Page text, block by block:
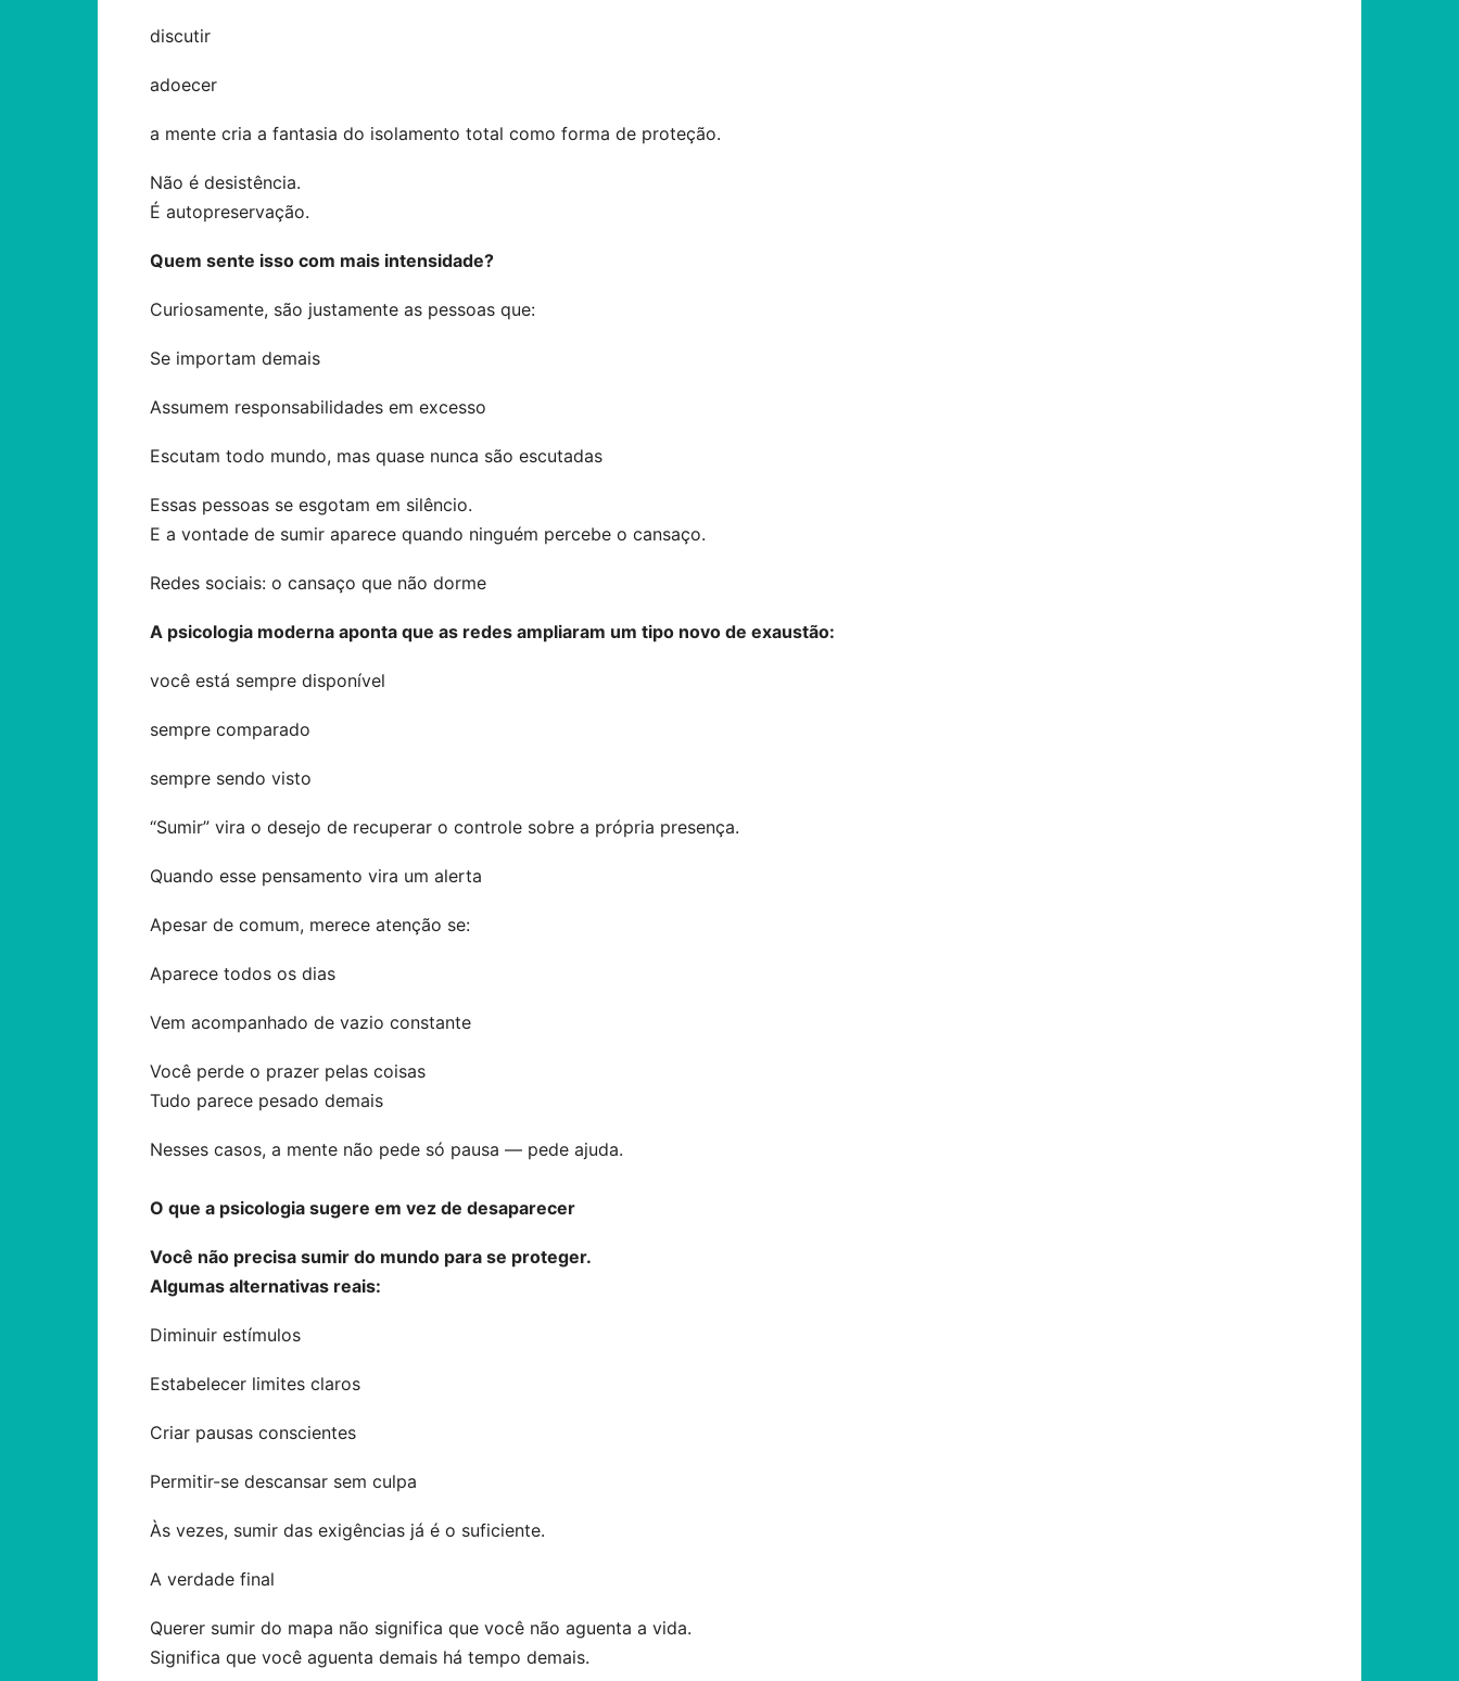
discutir
adoecer
a mente cria a fantasia do isolamento total como forma de proteção.
Não é desistência.
É autopreservação.
Quem sente isso com mais intensidade?
Curiosamente, são justamente as pessoas que:
Se importam demais
Assumem responsabilidades em excesso
Escutam todo mundo, mas quase nunca são escutadas
Essas pessoas se esgotam em silêncio.
E a vontade de sumir aparece quando ninguém percebe o cansaço.
Redes sociais: o cansaço que não dorme
A psicologia moderna aponta que as redes ampliaram um tipo novo de exaustão:
você está sempre disponível
sempre comparado
sempre sendo visto
“Sumir” vira o desejo de recuperar o controle sobre a própria presença.
Quando esse pensamento vira um alerta
Apesar de comum, merece atenção se:
Aparece todos os dias
Vem acompanhado de vazio constante
Você perde o prazer pelas coisas
Tudo parece pesado demais
Nesses casos, a mente não pede só pausa — pede ajuda.
O que a psicologia sugere em vez de desaparecer
Você não precisa sumir do mundo para se proteger.
Algumas alternativas reais:
Diminuir estímulos
Estabelecer limites claros
Criar pausas conscientes
Permitir-se descansar sem culpa
Às vezes, sumir das exigências já é o suficiente.
A verdade final
Querer sumir do mapa não significa que você não aguenta a vida.
Significa que você aguenta demais há tempo demais.